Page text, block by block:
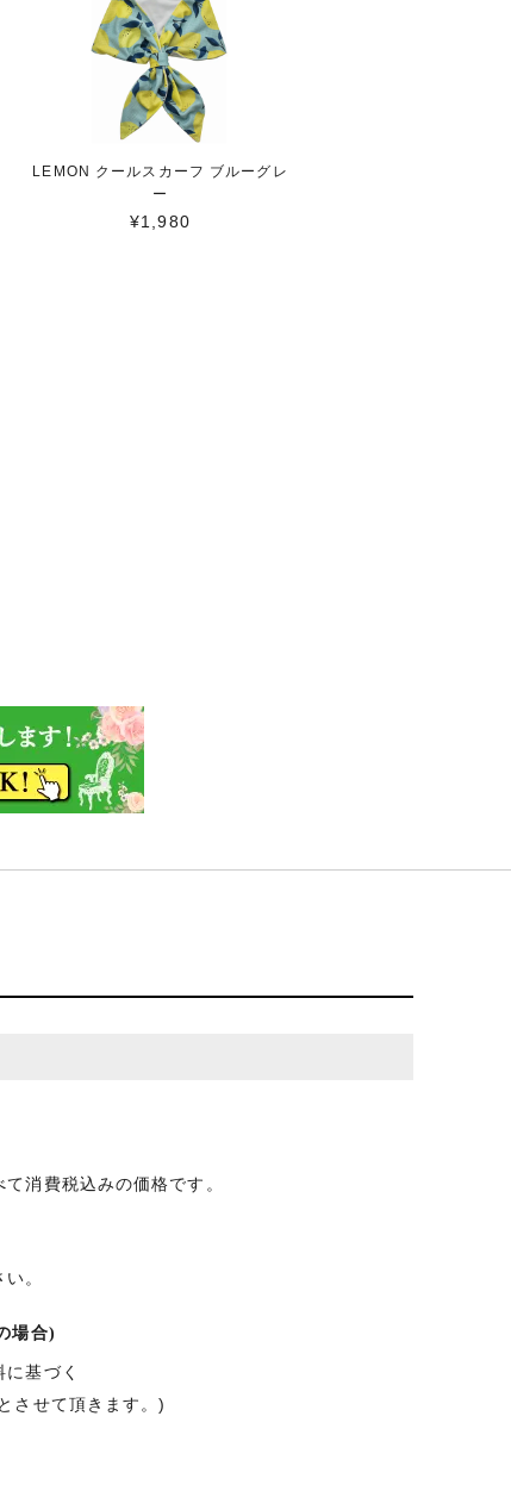
LEMON クールスカーフ ブルーグレ
ー
¥1,980
消費税込みの価格です。
。
場合)
基づく
させて頂きます。)